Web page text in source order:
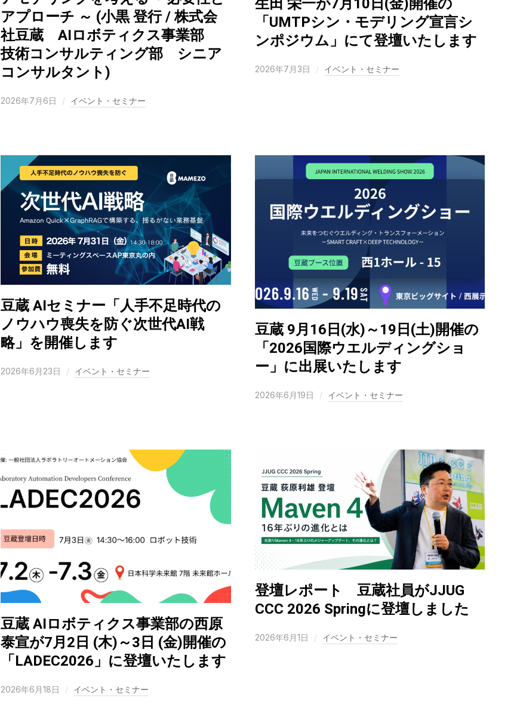
アプローチ ～ (小黒 登行 / 株式会
社豆蔵 AIロボティクス事業部
技術コンサルティング部 シニア
コンサルタント)
2026年7月6日 イベント・セミナー
生田 栄一が7月10日(金)開催の
「UMTPシン・モデリング宣言シ
ンポジウム」にて登壇いたします
2026年7月3日 イベント・セミナー
豆蔵 AIセミナー「人手不足時代の
ノウハウ喪失を防ぐ次世代AI戦
略」を開催します
2026年6月23日 イベント・セミナー
豆蔵 9月16日(水)～19日(土)開催の
「2026国際ウエルディングショ
ー」に出展いたします
2026年6月19日 イベント・セミナー
豆蔵 AIロボティクス事業部の西原
泰宣が7月2日 (木)～3日 (金)開催の
「LADEC2026」に登壇いたします
2026年6月18日 イベント・セミナー
登壇レポート 豆蔵社員がJJUG
CCC 2026 Springに登壇しました
2026年6月1日 イベント・セミナー